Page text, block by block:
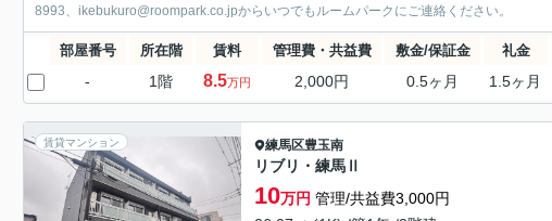
8993、ikebukuro@roompark.co.jpからいつでもルームパークにご連絡ください。
部屋番号 所在階 賃料 管理費・共益費 敷金/保証金 礼金
- 1階 8.5万円 2,000円 0.5ヶ月 1.5ヶ月
賃貸マンション 練馬区豊玉南
リブリ・練馬Ⅱ
10万円 管理/共益費3,000円